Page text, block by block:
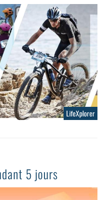
LifeXplorer
5 jours